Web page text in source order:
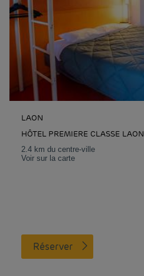
LAON
HÔTEL PREMIERE CLASSE LAON
2.4 km du centre-ville
Voir sur la carte
Réserver